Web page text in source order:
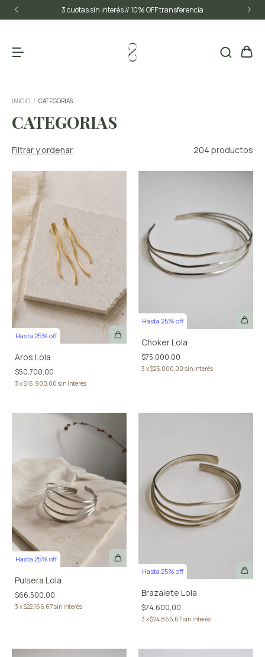
3 cuotas sin interés // 10% OFF transferencia
INICIO / CATEGORIAS
CATEGORIAS
Filtrar y ordenar 204 productos
Hasta 25% off
Aros Lola
$50.700,00
3 x$16.900,00 sin interés
Hasta 25% off
Choker Lola
$75.000,00
3 x$25.000,00 sin interés
Hasta 25% off
Pulsera Lola
$66.500,00
3 x$22.166,67sin interés
Hasta 25% off
Brazalete Lola
$74.600,00
3 x$24.866,67sin interés